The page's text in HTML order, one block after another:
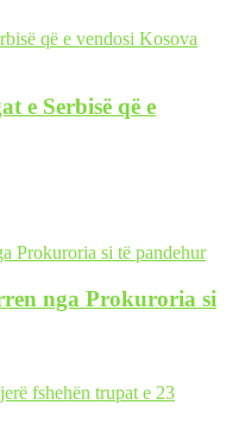
e Serbisë që e
nga Prokuroria si